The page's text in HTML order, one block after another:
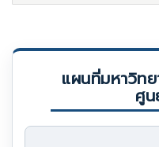
แผนที่มหาวิท
ศูน